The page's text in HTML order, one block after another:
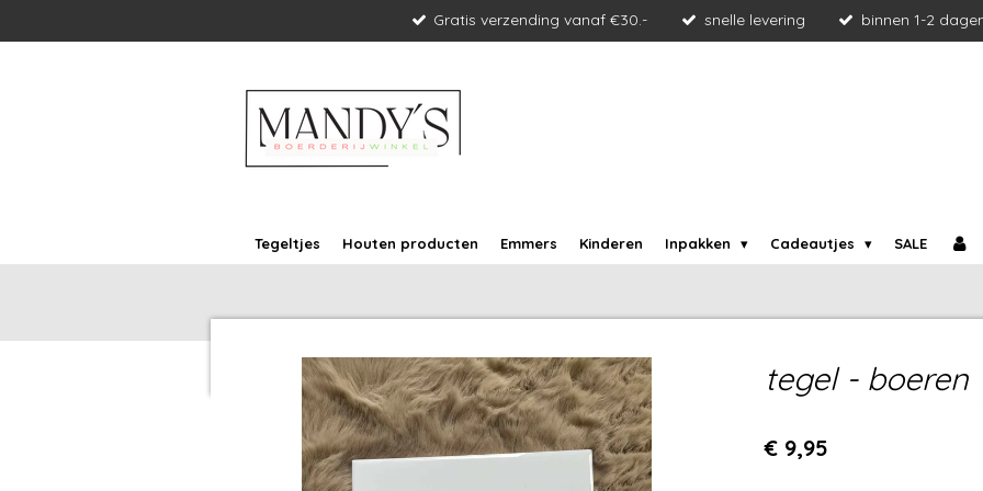
direct
Gratis verzending vanaf €30.- snelle levering binnen 1-2
Tegeltjes Houten producten Emmers Kinderen Inpakken Cadeautjes SALE
tegel - boeren
€ 9,95